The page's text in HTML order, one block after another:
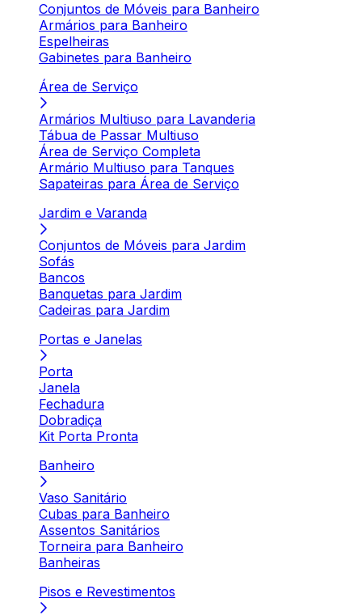
Conjuntos de Móveis para Banheiro
Armários para Banheiro
Espelheiras
Gabinetes para Banheiro
Área de Serviço
Armários Multiuso para Lavanderia
Tábua de Passar Multiuso
Área de Serviço Completa
Armário Multiuso para Tanques
Sapateiras para Área de Serviço
Jardim e Varanda
Conjuntos de Móveis para Jardim
Sofás
Bancos
Banquetas para Jardim
Cadeiras para Jardim
Portas e Janelas
Porta
Janela
Fechadura
Dobradiça
Kit Porta Pronta
Banheiro
Vaso Sanitário
Cubas para Banheiro
Assentos Sanitários
Torneira para Banheiro
Banheiras
Pisos e Revestimentos